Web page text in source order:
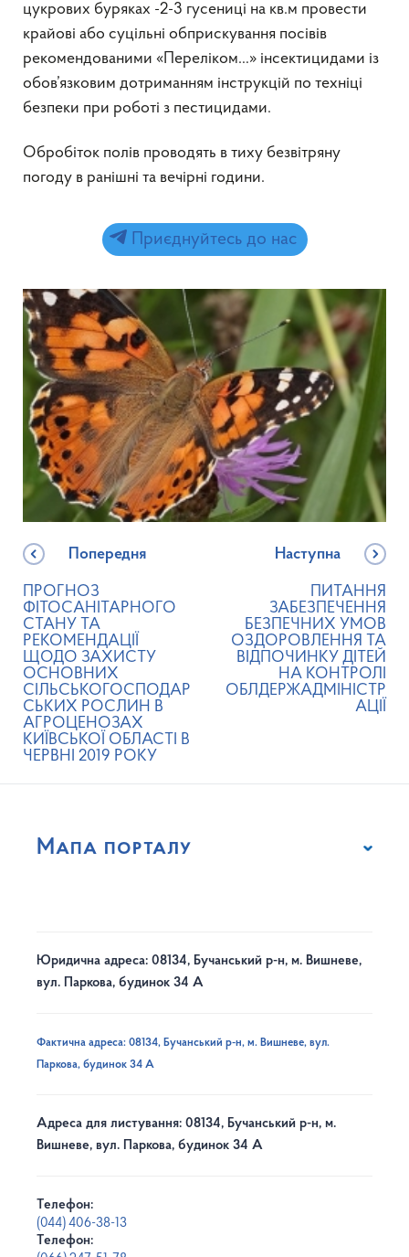
цукрових буряках -2-3 гусениці на кв.м провести
крайові або суцільні обприскування посівів
рекомендованими «Переліком…» інсектицидами із
обов’язковим дотриманням інструкцій по техніці
безпеки при роботі з пестицидами.
Обробіток полів проводять в тиху безвітряну
погоду в ранішні та вечірні години.
Приєднуйтесь до нас
Попередня
ПРОГНОЗ
ФІТОСАНІТАРНОГО
СТАНУ ТА
РЕКОМЕНДАЦІЇ
ЩОДО ЗАХИСТУ
ОСНОВНИХ
СІЛЬСЬКОГОСПОДАР
СЬКИХ РОСЛИН В
АГРОЦЕНОЗАХ
КИЇВСЬКОЇ ОБЛАСТІ В
ЧЕРВНІ 2019 РОКУ
Наступна
ПИТАННЯ
ЗАБЕЗПЕЧЕННЯ
БЕЗПЕЧНИХ УМОВ
ОЗДОРОВЛЕННЯ ТА
ВІДПОЧИНКУ ДІТЕЙ
НА КОНТРОЛІ
ОБЛДЕРЖАДМІНІСТР
АЦІЇ
Мапа порталу
Юридична адреса: 08134, Бучанський р-н, м. Вишневе,
вул. Паркова, будинок 34 А
Фактична адреса: 08134, Бучанський р-н, м. Вишневе, вул.
Паркова, будинок 34 А
Адреса для листування: 08134, Бучанський р-н, м.
Вишневе, вул. Паркова, будинок 34 А
Телефон:
(044) 406-38-13
Телефон: